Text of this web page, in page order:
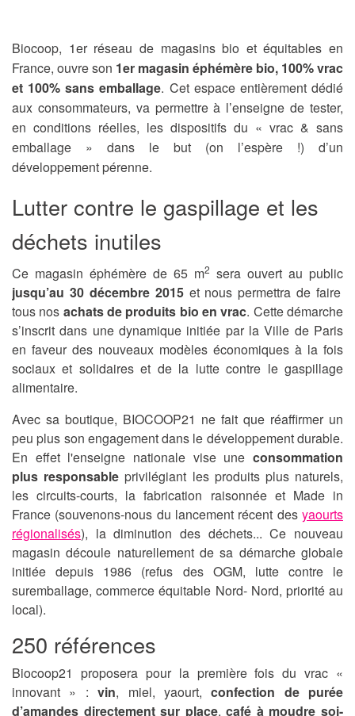
Biocoop, 1er réseau de magasins bio et équitables en
France, ouvre son 1er magasin éphémère bio, 100% vrac
et 100% sans emballage. Cet espace entièrement dédié
aux consommateurs, va permettre à l’enseigne de tester,
en conditions réelles, les dispositifs du « vrac & sans
emballage » dans le but (on l’espère !) d’un
développement pérenne.
Lutter contre le gaspillage et les
déchets inutiles
Ce magasin éphémère de 65 m2 sera ouvert au public
jusqu’au 30 décembre 2015et nous permettra de faire
tous nos achats de produits bio en vrac. Cette démarche
s’inscrit dans une dynamique initiée par la Ville de Paris
en faveur des nouveaux modèles économiques à la fois
sociaux et solidaires et de la lutte contre le gaspillage
alimentaire.
Avec sa boutique, BIOCOOP21 ne fait que réaffirmer un
peu plus son engagement dans le développement durable.
En effet l'enseigne nationale vise une consommation
plus responsable privilégiant les produits plus naturels,
les circuits-courts, la fabrication raisonnée et Made in
France (souvenons-nous du lancement récent des yaourts
régionalisés), la diminution des déchets... Ce nouveau
magasin découle naturellement de sa démarche globale
initiée depuis 1986 (refus des OGM, lutte contre le
suremballage, commerce équitable Nord- Nord, priorité au
local).
250 références
Biocoop21 proposera pour la première fois du vrac «
innovant » :vin, miel, yaourt,confection de purée
d’amandes directement sur place,café à moudre soi-